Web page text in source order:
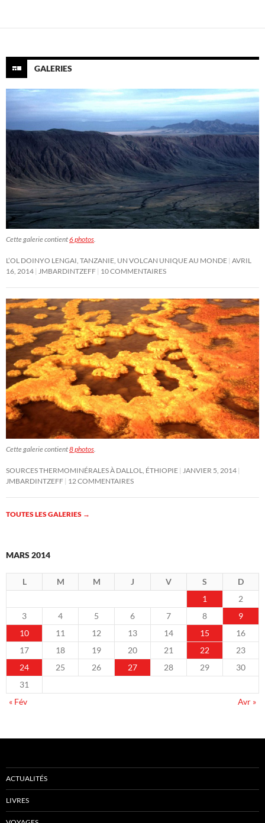
GALERIES
Cette galerie contient6 photos
L’OL DOINYO LENGAI, TANZANIE, UN VOLCAN UNIQUE AU MONDE AVRIL
16, 2014
JMBARDINTZEFF 10 COMMENTAIRES
Cette galerie contient8 photos
SOURCES THERMOMINÉRALES À DALLOL, ÉTHIOPIE
JANVIER 5, 2014
JMBARDINTZEFF 12 COMMENTAIRES
TOUTES LES GALERIES →
MARS 2014
L M M J V S
D
1
2
3
4 5 6 7 8
9
10
11 12 13 14 15
16
17
18 19 20 21 22
23
24
25 26 27 28 29
30
31
« Fév
Avr »
ACTUALITÉS
LIVRES